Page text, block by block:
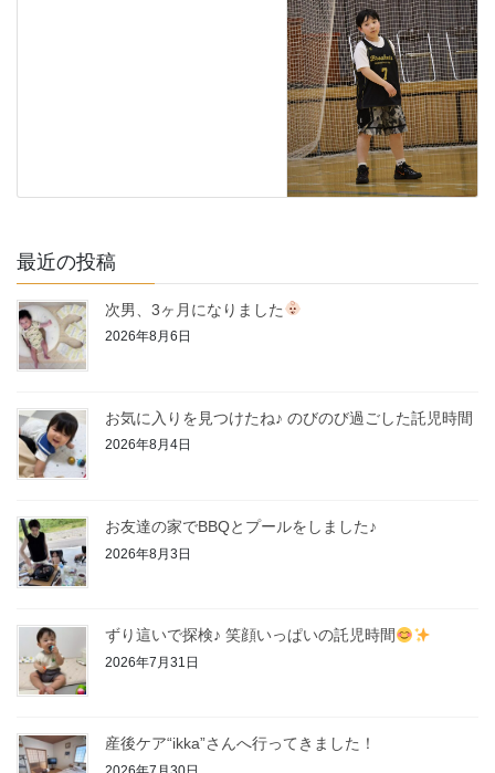
最近の投稿
次男、3ヶ月になりました
2026年8月6日
お気に入りを見つけたね♪ のびのび過ごした託児時間
2026年8月4日
お友達の家でBBQとプールをしました♪
2026年8月3日
ずり這いで探検♪ 笑顔いっぱいの託児時間
2026年7月31日
産後ケア“ikka”さんへ行ってきました！